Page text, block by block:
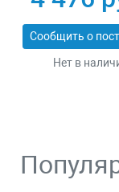
Нет в